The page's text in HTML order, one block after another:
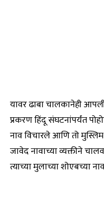
यावर ढाबा चालकानेही
प्रकरण हिंदू संघटनांपर्यंत
नाव विचारले आणि तो
जावेद नावाच्या व्यक्तीने
त्याच्या मुलाच्या शोएबच्या